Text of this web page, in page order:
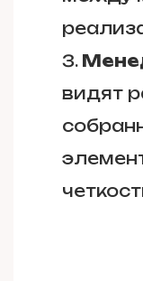
видят